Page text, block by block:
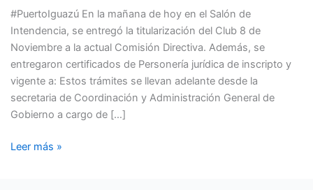
#PuertoIguazú En la mañana de hoy en el Salón de
Intendencia, se entregó la titularización del Club 8 de
Noviembre a la actual Comisión Directiva. Además, se
entregaron certificados de Personería jurídica de inscripto y
vigente a: Estos trámites se llevan adelante desde la
secretaria de Coordinación y Administración General de
Gobierno a cargo de […]
NOVIEMBRE
A
LA
ACTUAL
COMISIÓN
DEPORTIVA
Y
CERTIFICADOS
Leer más »